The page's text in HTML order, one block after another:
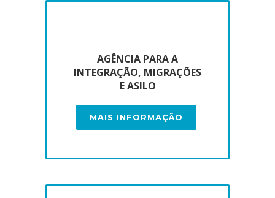
AGÊNCIA PARA A
INTEGRAÇÃO, MIGRAÇÕES
E ASILO
MAIS INFORMAÇÃO